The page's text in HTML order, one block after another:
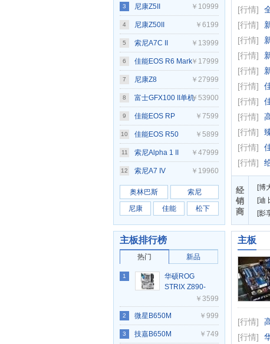
尼康Z5II
3 ￥10999
尼康Z50II
4 ￥6199
索尼A7C II
5 ￥13999
佳能EOS R6 Mark
II
6 ￥17999
尼康Z8
7 ￥27999
富士GFX100 II单机
身
8 ￥53900
佳能EOS RP
9 ￥7599
佳能EOS R50
10 ￥5899
索尼Alpha 1 II
11 ￥47999
索尼A7 IV
12 ￥19960
奥林巴斯
索尼
尼康
佳能 松下
[行情]
[行情]
[行情]
[行情]
[行情]
[行情]
[行情]
[行情]
[行情]
[行情]
[行情]
经
销
商
[博
[迪
[影
主板排行榜
热门 新品
华硕ROG
STRIX Z890-
A GAMING
WIFI S吹雪
1
￥3599
微星B650M
GAMING PLUS
2 ￥999
技嘉B650M
3 ￥749
主板
[行情]
[行情]